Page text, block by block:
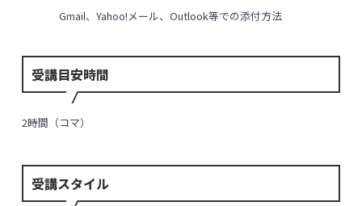
Gmail、Yahoo!メール、Outlook等での添付方法
受講目安時間
2時間（コマ）
受講スタイル